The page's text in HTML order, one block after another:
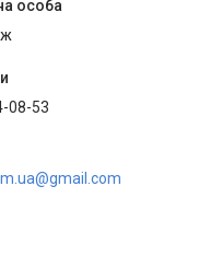
08-53